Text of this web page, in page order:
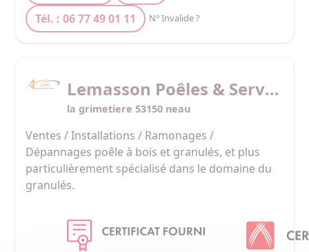
Tél. : 06 77 49 01 11
N° Invalide ?
Lemasson Poêles & Service
la grimetiere 53150 neau
Ventes / Installations / Ramonages /
Dépannages poêle à bois et granulés, et plus
particulièrement spécialisé dans le domaine du
granulés.